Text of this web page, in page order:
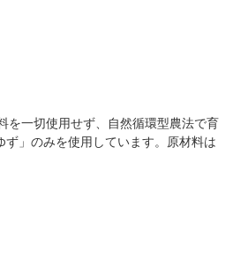
を一切使用せず、自然循環型農法で育
ず」のみを使用しています。原材料は